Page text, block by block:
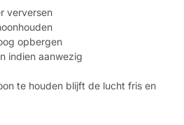
verversen
opbergen
indien aanwezig
te houden blijft de lucht fris en